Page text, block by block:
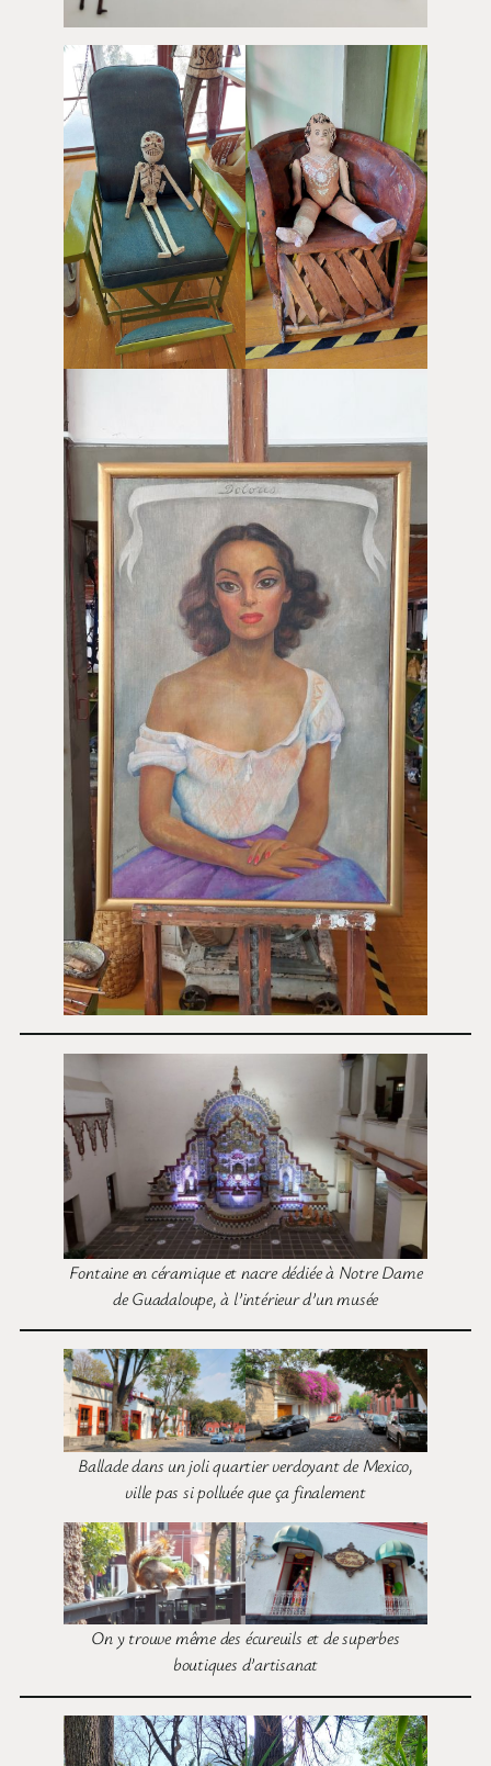
Fontaine en céramique et nacre dédiée à Notre Dame
de Guadaloupe, à l’intérieur d’un musée
Ballade dans un joli quartier verdoyant de Mexico,
ville pas si polluée que ça finalement
On y trouve même des écureuils et de superbes
boutiques d’artisanat